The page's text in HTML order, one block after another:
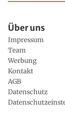
Über uns
Impressum
Team
Werbung
Kontakt
AGB
Datenschutz